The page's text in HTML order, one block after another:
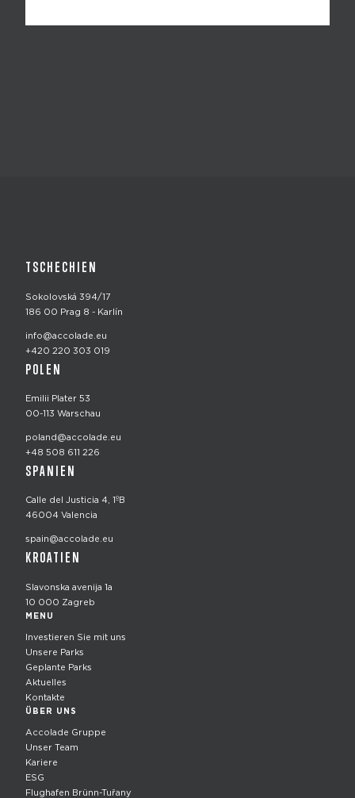
TSCHECHIEN
Sokolovská 394/17
186 00 Prag 8 - Karlín
info@accolade.eu
+420 220 303 019
POLEN
Emilii Plater 53
00-113 Warschau
poland@accolade.eu
+48 508 611 226
SPANIEN
Calle del Justicia 4, 1ºB
46004 Valencia
spain@accolade.eu
KROATIEN
Slavonska avenija 1a
10 000 Zagreb
MENU
Investieren Sie mit uns
Unsere Parks
Geplante Parks
Aktuelles
Kontakte
ÜBER UNS
Accolade Gruppe
Unser Team
Kariere
ESG
Flughafen Brünn-Tuřany